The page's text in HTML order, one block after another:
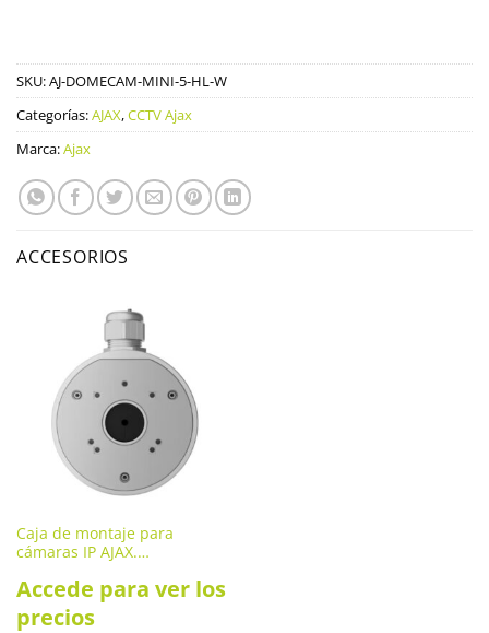
SKU:AJ-DOMECAM-MINI-5-HL-W
Categorías:AJAX,CCTV Ajax
Marca:Ajax
ACCESORIOS
Caja de montaje para
cámaras IP AJAX.
Accede para ver los
precios